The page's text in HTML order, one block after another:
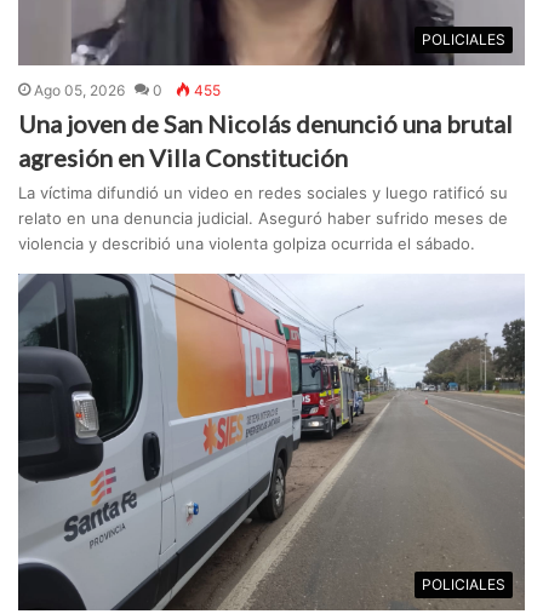
POLICIALES
Ago 05, 2026 0 455
Una joven de San Nicolás denunció una brutal
agresión en Villa Constitución
La víctima difundió un video en redes sociales y luego ratificó su
relato en una denuncia judicial. Aseguró haber sufrido meses de
violencia y describió una violenta golpiza ocurrida el sábado.
POLICIALES